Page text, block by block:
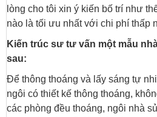
lòng cho tôi xin ý kiến bố trí như
nào là tối ưu nhất với chi phí thấp
Kiến trúc sư tư vấn một mẫu
sau:
Để thông thoáng và lấy sáng tự
ngôi có thiết kế thông thoáng,
các phòng đều thoáng, ngôi nhà